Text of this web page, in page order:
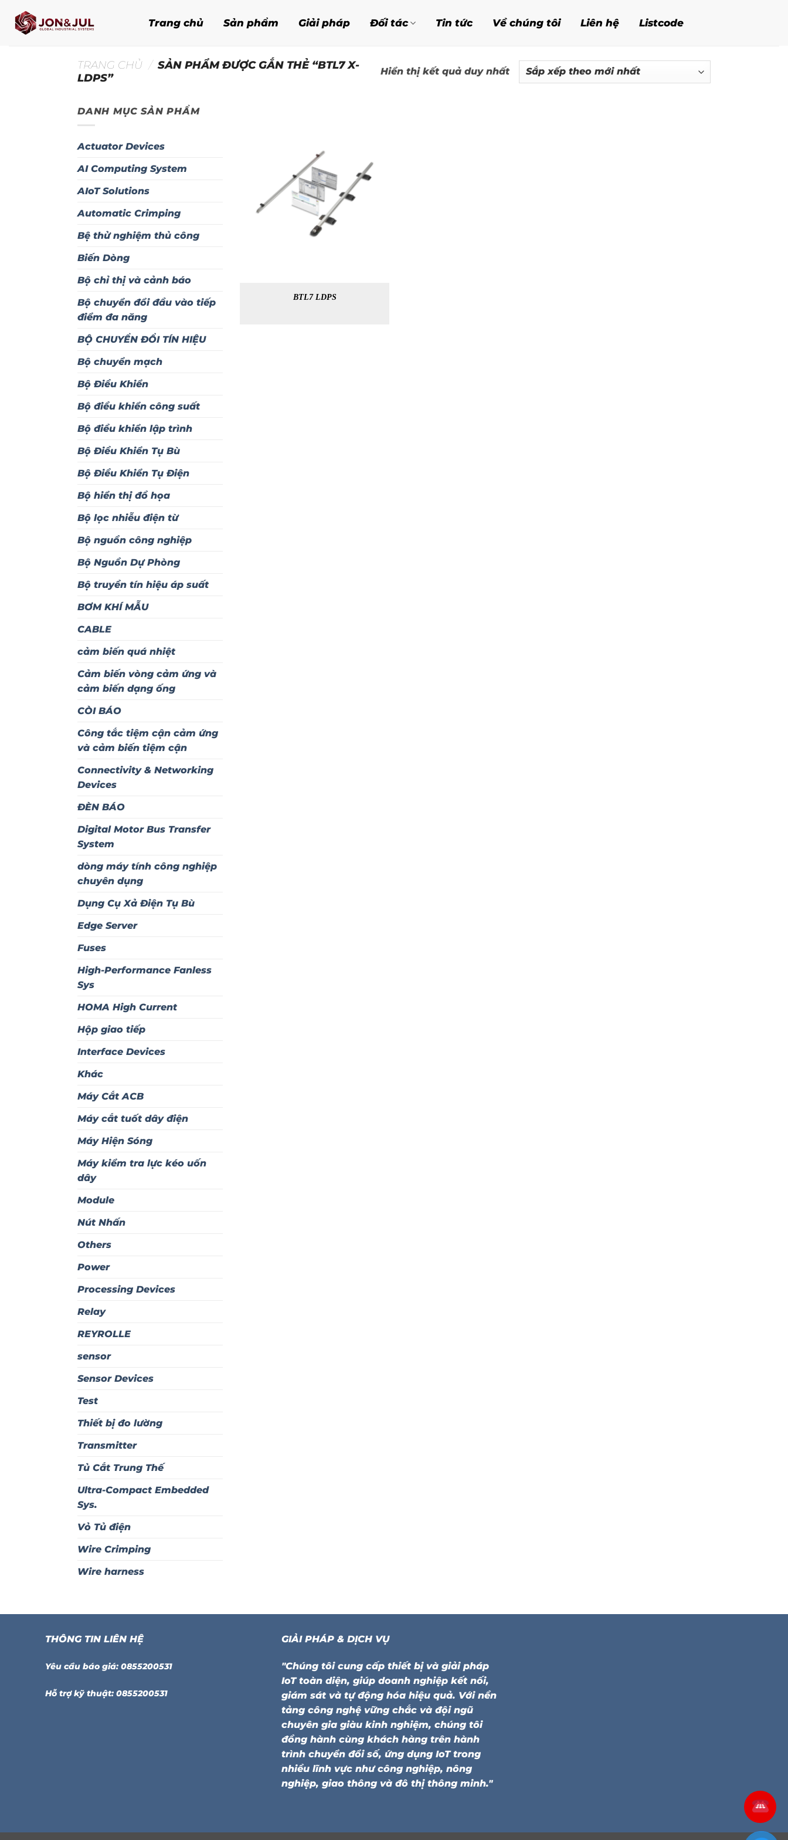
qua
Trang chủ Sản phẩm Giải pháp Đối tác Tin tức Về chúng tôi Liên hệ Listcode
TRANG CHỦ / SẢN PHẨM ĐƯỢC GẮN THẺ “BTL7 X-
LDPS”
Hiển thị kết quả duy nhất
DANH MỤC SẢN PHẨM
Actuator Devices
AI Computing System
AIoT Solutions
Automatic Crimping
Bệ thử nghiệm thủ công
Biến Dòng
Bộ chỉ thị và cảnh báo
Bộ chuyển đổi đầu vào tiếp
điểm đa năng
BỘ CHUYỂN ĐỔI TÍN HIỆU
Bộ chuyển mạch
Bộ Điều Khiển
Bộ điều khiển công suất
Bộ điều khiển lập trình
Bộ Điều Khiển Tụ Bù
Bộ Điều Khiển Tụ Điện
Bộ hiển thị đồ họa
Bộ lọc nhiễu điện từ
Bộ nguồn công nghiệp
Bộ Nguồn Dự Phòng
Bộ truyền tín hiệu áp suất
BƠM KHÍ MẪU
CABLE
cảm biến quá nhiệt
Cảm biến vòng cảm ứng và
cảm biến dạng ống
CÒI BÁO
Công tắc tiệm cận cảm ứng
và cảm biến tiệm cận
Connectivity & Networking
Devices
ĐÈN BÁO
Digital Motor Bus Transfer
System
dòng máy tính công nghiệp
chuyên dụng
Dụng Cụ Xả Điện Tụ Bù
Edge Server
Fuses
High-Performance Fanless
Sys
HOMA High Current
Hộp giao tiếp
Interface Devices
Khác
Máy Cắt ACB
Máy cắt tuốt dây điện
Máy Hiện Sóng
Máy kiểm tra lực kéo uốn
dây
Module
Nút Nhấn
Others
Power
Processing Devices
Relay
REYROLLE
sensor
Sensor Devices
Test
Thiết bị đo lường
Transmitter
Tủ Cắt Trung Thế
Ultra-Compact Embedded
Sys.
Vỏ Tủ điện
Wire Crimping
Wire harness
BTL7 LDPS
THÔNG TIN LIÊN HỆ
Yêu cầu báo giá: 0855200531
Hỗ trợ kỹ thuật: 0855200531
GIẢI PHÁP & DỊCH VỤ
"Chúng tôi cung cấp thiết bị và giải pháp
IoT toàn diện, giúp doanh nghiệp kết nối,
giám sát và tự động hóa hiệu quả. Với nền
tảng công nghệ vững chắc và đội ngũ
chuyên gia giàu kinh nghiệm, chúng tôi
đồng hành cùng khách hàng trên hành
trình chuyển đổi số, ứng dụng IoT trong
nhiều lĩnh vực như công nghiệp, nông
nghiệp, giao thông và đô thị thông minh."